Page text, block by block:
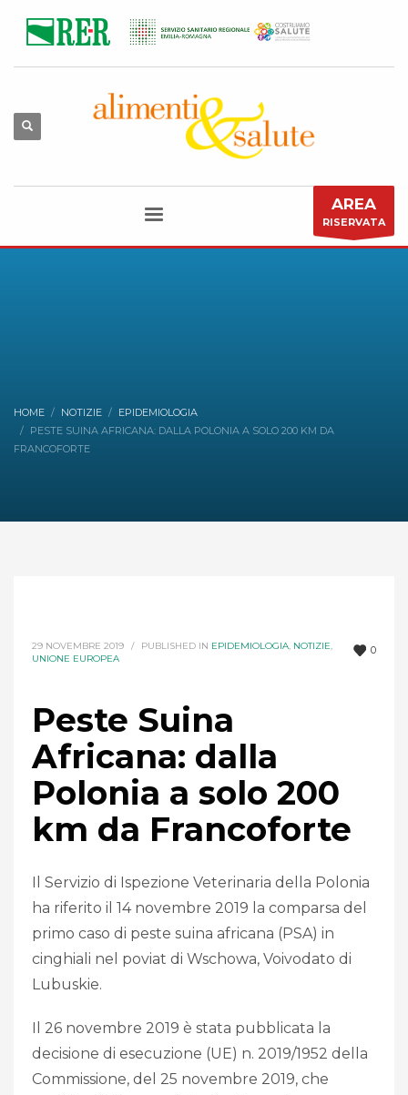
AREA
RISERVATA
HOME NOTIZIE
EPIDEMIOLOGIA
PESTE SUINA AFRICANA: DALLA POLONIA A SOLO 200 KM DA
FRANCOFORTE
0
29 NOVEMBRE 2019 / PUBLISHED IN EPIDEMIOLOGIA, NOTIZIE,
UNIONE EUROPEA
Peste Suina
Africana: dalla
Polonia a solo 200
km da Francoforte
Il Servizio di Ispezione Veterinaria della Polonia
ha riferito il 14 novembre 2019 la comparsa del
primo caso di peste suina africana (PSA) in
cinghiali nel poviat di Wschowa, Voivodato di
Lubuskie.
Il 26 novembre 2019 è stata pubblicata la
decisione di esecuzione (UE) n. 2019/1952 della
Commissione, del 25 novembre 2019, che